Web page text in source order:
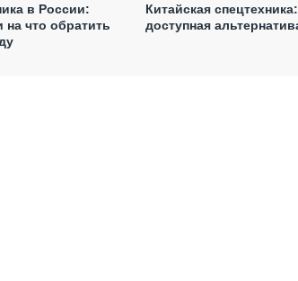
в России:
на что обратить
Китайская
доступная